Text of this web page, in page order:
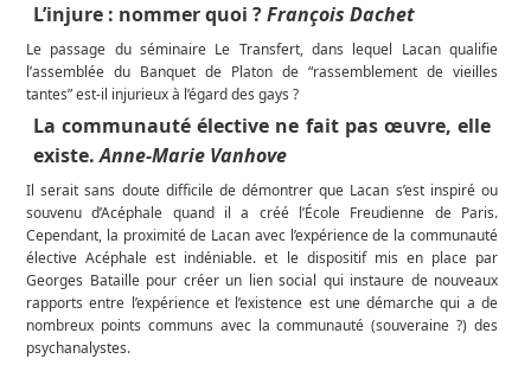
L’injure : nommer quoi ?François Dachet
Le passage du séminaire Le Transfert, dans lequel Lacan qualifie
l’assemblée du Banquet de Platon de “rassemblement de vieilles
tantes” est-il injurieux à l’égard des gays ?
La communauté élective ne fait pas œuvre, elle
existe.Anne-Marie Vanhove
Il serait sans doute difficile de démontrer que Lacan s’est inspiré ou
souvenu d’Acéphale quand il a créé l’École Freudienne de Paris.
Cependant, la proximité de Lacan avec l’expérience de la communauté
élective Acéphale est indéniable. et le dispositif mis en place par
Georges Bataille pour créer un lien social qui instaure de nouveaux
rapports entre l’expérience et l’existence est une démarche qui a de
nombreux points communs avec la communauté (souveraine ?) des
psychanalystes.